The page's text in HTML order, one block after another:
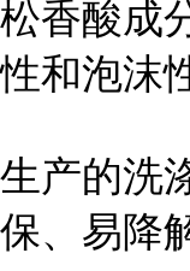
松香酸成
性和泡沫
生产的洗
保、易降